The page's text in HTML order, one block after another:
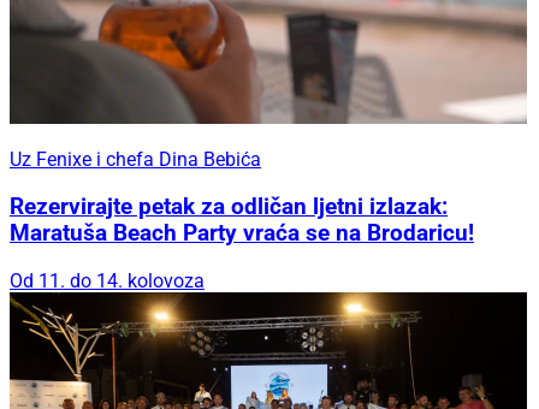
Uz Fenixe i chefa Dina Bebića
Rezervirajte petak za odličan ljetni izlazak:
Maratuša Beach Party vraća se na Brodaricu!
Od 11. do 14. kolovoza